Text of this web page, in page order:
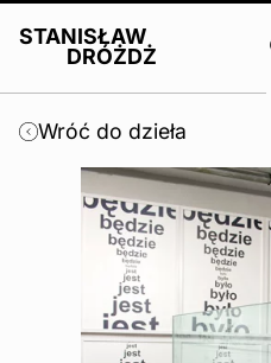
STANISŁAW
DRÓŻDŻ
Wróć do dzieła